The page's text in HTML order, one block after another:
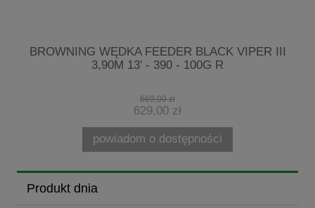
BROWNING WĘDKA FEEDER BLACK VIPER III
3,90M 13' - 390 - 100G R
669,00 zł
629,00 zł
powiadom o dostępności
Produkt dnia